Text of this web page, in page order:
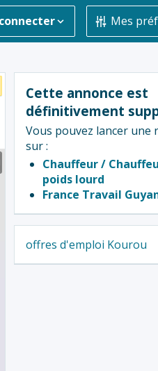
Mes
Cette annonce est
définitivement
Vous pouvez lancer une
sur :
Chauffeur /
poids lourd
France Travail
offres d'emploi Kourou